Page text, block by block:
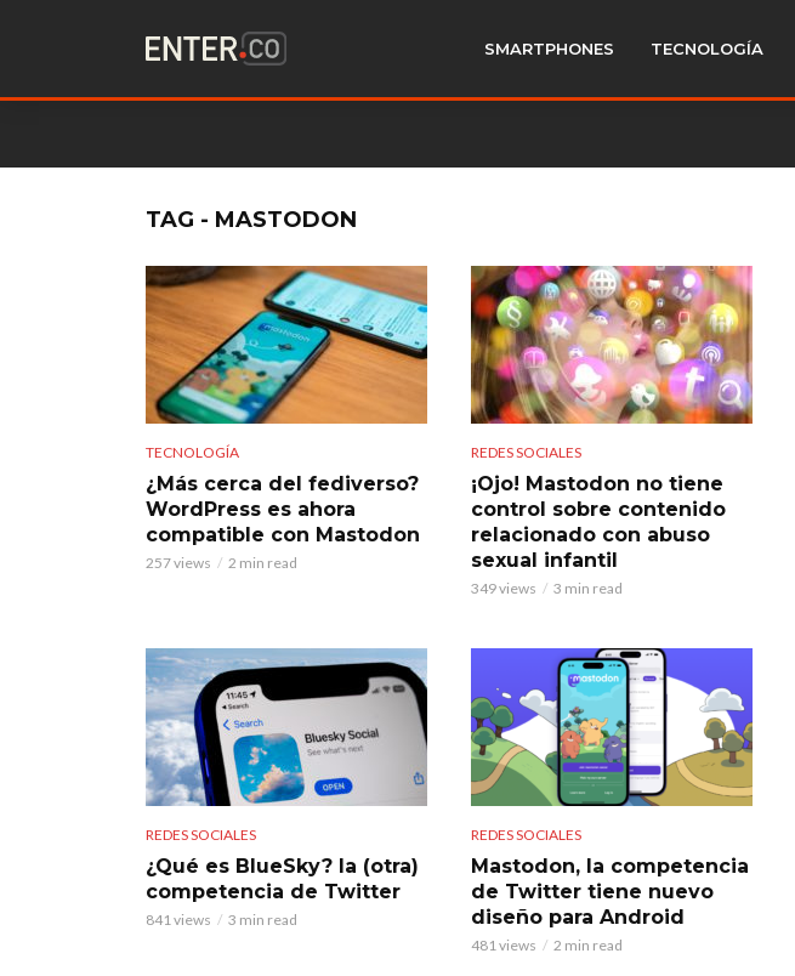
SMARTPHONES TECNOLOGÍA
TAG - MASTODON
TECNOLOGÍA
¿Más cerca del fediverso?
WordPress es ahora
compatible con Mastodon
257 views 2 min read
REDES SOCIALES
¡Ojo! Mastodon no tiene
control sobre contenido
relacionado con abuso
sexual infantil
349 views 3 min read
REDES SOCIALES
¿Qué es BlueSky? la (otra)
competencia de Twitter
841 views 3 min read
REDES SOCIALES
Mastodon, la competencia
de Twitter tiene nuevo
diseño para Android
481 views 2 min read